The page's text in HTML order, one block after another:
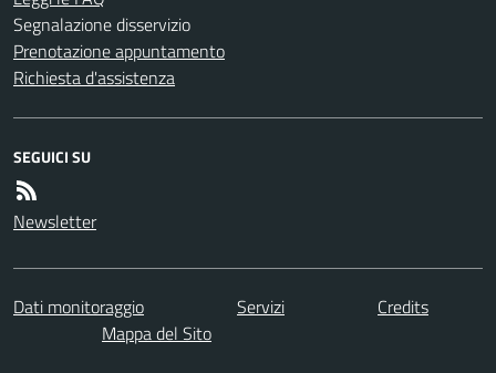
Segnalazione disservizio
Prenotazione appuntamento
Richiesta d'assistenza
SEGUICI SU
Newsletter
Dati monitoraggio Servizi
Credits
Mappa del Sito